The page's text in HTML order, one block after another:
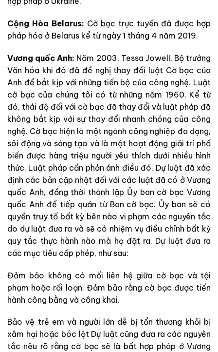
Cộng Hòa Belarus: Cờ bạc trực tuyến đã được hợp
pháp hóa ở Belarus kể từ ngày 1 tháng 4 năm 2019.
Vương quốc Anh: Năm 2003, Tessa Jowell, Bộ trưởng
Văn hóa khi đó đã đề nghị thay đổi luật Cờ bạc của
Anh để bắt kịp với những tiến bộ của công nghệ. Luật
cờ bạc của chúng tôi có từ những năm 1960. Kể từ
đó, thái độ đối với cờ bạc đã thay đổi và luật pháp đã
không bắt kịp với sự thay đổi nhanh chóng của công
nghệ. Cờ bạc hiện là một ngành công nghiệp đa dạng,
sôi động và sáng tạo và là một hoạt động giải trí phổ
biến được hàng triệu người yêu thích dưới nhiều hình
thức. Luật pháp cần phản ánh điều đó. Dự luật đã xác
định các bản cập nhật đối với các luật đã có ở Vương
quốc Anh, đồng thời thành lập Ủy ban cờ bạc Vương
quốc Anh để tiếp quản từ Ban cờ bạc. Ủy ban sẽ có
quyền truy tố bất kỳ bên nào vi phạm các nguyên tắc
do dự luật đưa ra và sẽ có nhiệm vụ điều chỉnh bất kỳ
quy tắc thực hành nào mà họ đặt ra. Dự luật đưa ra
các mục tiêu cấp phép, như sau:
Đảm bảo không có mối liên hệ giữa cờ bạc và tội
phạm hoặc rối loạn. Đảm bảo rằng cờ bạc được tiến
hành công bằng và công khai.
Bảo vệ trẻ em và người lớn dễ bị tổn thương khỏi bị
xâm hại hoặc bóc lột Dự luật cũng đưa ra các nguyên
tắc nêu rõ rằng cờ bạc sẽ là bất hợp pháp ở Vương